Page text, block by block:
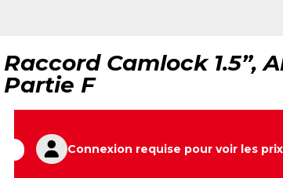
Raccord Camlock 1.5”,
Partie F
Connexion requise pour voir les